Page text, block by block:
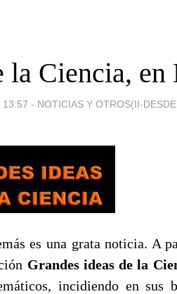
la Ciencia, en
13:57 - NOTICIAS Y OTROS(II-
es una grata noticia. A
Grandes ideas de la
incidiendo en sus